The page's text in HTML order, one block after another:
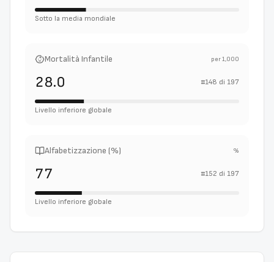
Sotto la media mondiale
Mortalità Infantile per 1,000
28.0 #148 di 197
Livello inferiore globale
Alfabetizzazione (%) %
77 #152 di 197
Livello inferiore globale